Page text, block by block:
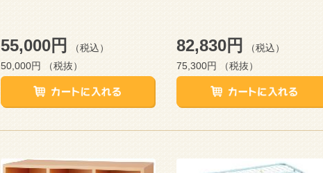
55,000円
（税込）
50,000円
（税抜）
82,830円
（税込）
75,300円
（税抜）